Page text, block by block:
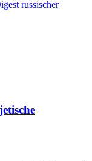
russischer